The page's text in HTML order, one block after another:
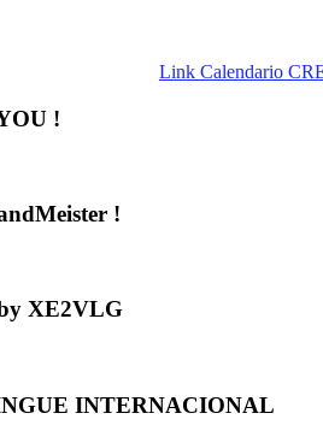
Link Calendario
!
!
XE2VLG
INTERNACIONAL